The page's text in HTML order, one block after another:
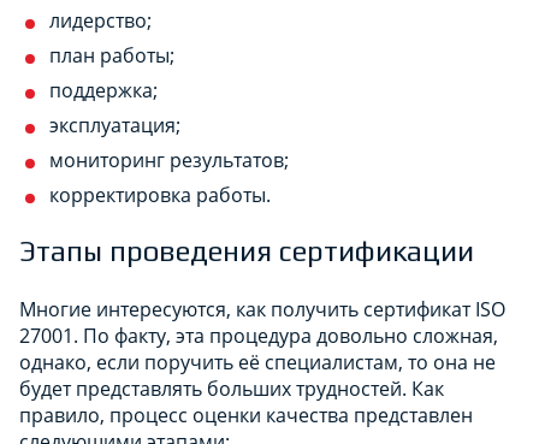
лидерство;
план работы;
поддержка;
эксплуатация;
мониторинг результатов;
корректировка работы.
Этапы проведения сертификации
Многие интересуются, как получить сертификат ISO
27001. По факту, эта процедура довольно сложная,
однако, если поручить её специалистам, то она не
будет представлять больших трудностей. Как
правило, процесс оценки качества представлен